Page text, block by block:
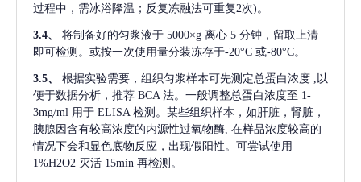
过程中，需冰浴降温；反复冻融法可重复2次)。
3.4、 将制备好的匀浆液于 5000×g 离心 5 分钟，留取上清
即可检测。或按一次使用量分装冻存于-20°C 或-80°C。
3.5、 根据实验需要，组织匀浆样本可先测定总蛋白浓度
,以
便于数据分析，推荐 BCA 法。一般调整总蛋白浓度至 1-
3mg/ml 用于 ELISA 检测。某些组织样本，如肝脏，肾脏，
胰腺因含有较高浓度的内源性过氧物酶, 在样品浓度较高的
情况下会和显色底物反应，出现假阳性。可尝试使用
1%H2O2 灭活 15min 再检测。